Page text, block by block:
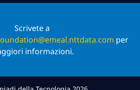
Scrivete a
per
informazioni.